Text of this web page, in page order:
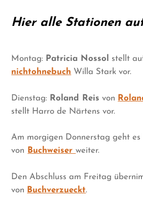
Hier alle Stationen
Montag: Patricia Nossol
stellt
nichtohnebuch Willa Stark vor.
Dienstag: Roland Reis von
stellt Harro de Närtens vor.
Am morgigen Donnerstag geht
von
Buchweiserweiter.
Den Abschluss am Freitag
von Buchverzueckt.